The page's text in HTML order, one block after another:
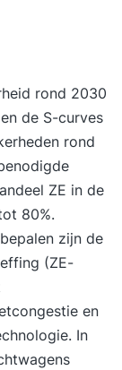
rond 2030
de S-curves
rond
ZE in de
80%.
zijn de
(ZE-
en
In